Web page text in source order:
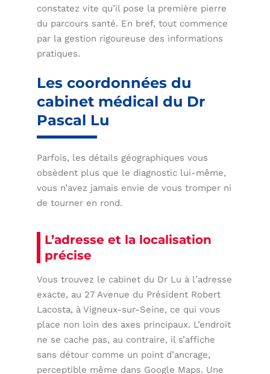
constatez vite qu’il pose la première pierre
du parcours santé. En bref, tout commence
par la gestion rigoureuse des informations
pratiques.
Les coordonnées du
cabinet médical du Dr
Pascal Lu
Parfois, les détails géographiques vous
obsèdent plus que le diagnostic lui-même,
vous n’avez jamais envie de vous tromper ni
de tourner en rond.
L’adresse et la localisation
précise
Vous trouvez le cabinet du Dr Lu à l’adresse
exacte, au 27 Avenue du Président Robert
Lacosta, à Vigneux-sur-Seine, ce qui vous
place non loin des axes principaux. L’endroit
ne se cache pas, au contraire, il s’affiche
sans détour comme un point d’ancrage,
perceptible même dans Google Maps. Une